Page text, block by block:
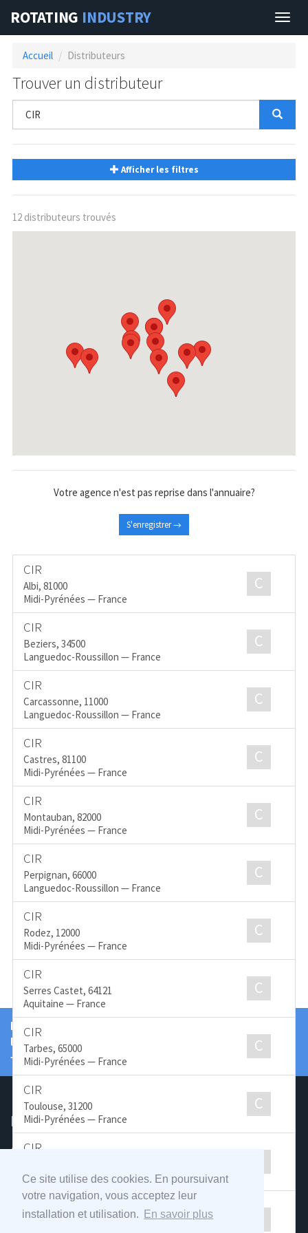
Ce site utilise des cookies. En poursuivant
votre navigation, vous acceptez leur
installation et utilisation.
En savoir plus
ROTATING INDUSTRY
Accueil Distributeurs
Trouver un distributeur
Afficher les filtres
12 distributeurs trouvés
C
CIR
Albi, 81000
Midi-Pyrénées — France
C
CIR
Beziers, 34500
Languedoc-Roussillon — France
C
CIR
Carcassonne, 11000
Languedoc-Roussillon — France
C
CIR
Castres, 81100
Midi-Pyrénées — France
C
CIR
Montauban, 82000
Midi-Pyrénées — France
C
CIR
Perpignan, 66000
Languedoc-Roussillon — France
C
CIR
Rodez, 12000
Midi-Pyrénées — France
C
CIR
Serres Castet, 64121
Aquitaine — France
C
CIR
Tarbes, 65000
Midi-Pyrénées — France
C
CIR
Toulouse, 31200
Midi-Pyrénées — France
CIR
Languedoc-Roussillon — France
CIR
Toulouse, 31100
Votre agence n'est pas reprise dans l'annuaire?
S'enregistrer →
Recevez une fois par semaine notre synthèse de
l’actualité industrielle orientée machines tournantes
→
ROTATINGINDUSTRY
A propos du site
A propos
Mentions légales
Distributeurs